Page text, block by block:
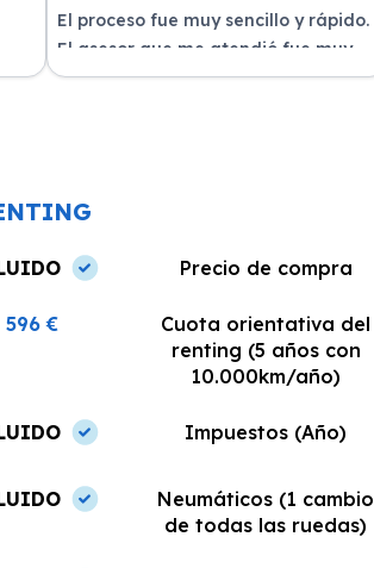
El proceso fue muy sencillo y rápido.
El asesor que me atendió fue muy
amable y me explicó todo con
Precio de compra
596 €
Cuota orientativa del
renting (5 años con
10.000km/año)
Impuestos (Año)
Neumáticos (1 cambio
de todas las ruedas)